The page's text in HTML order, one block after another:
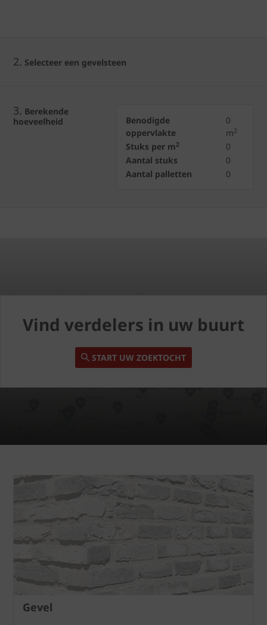
2. Selecteer een gevelsteen
3. Berekende
hoeveelheid
Benodigde
oppervlakte
0
m2
Stuks per m2
0
Aantal stuks
0
Aantal palletten
0
Vind verdelers in uw buurt
START UW ZOEKTOCHT
Gevel